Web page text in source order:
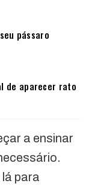
pássaro
de aparecer rato
a ensinar
para